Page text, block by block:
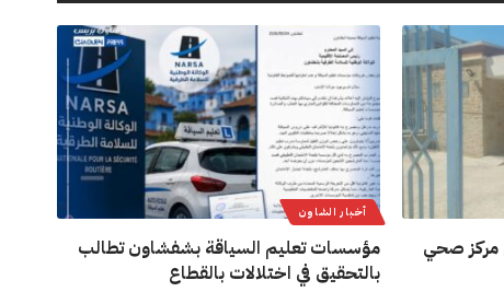
صحي
أخبار الشاون
مؤسسات تعليم السياقة بشفشاون تطالب
بالتحقيق في اختلالات بالقطاع